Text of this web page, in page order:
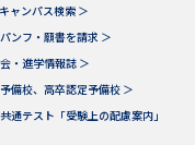
ャンパス検索 ＞
ンフ・願書を請求 ＞
・進学情報誌 ＞
備校、高卒認定予備校 ＞
通テスト「受験上の配慮案内」